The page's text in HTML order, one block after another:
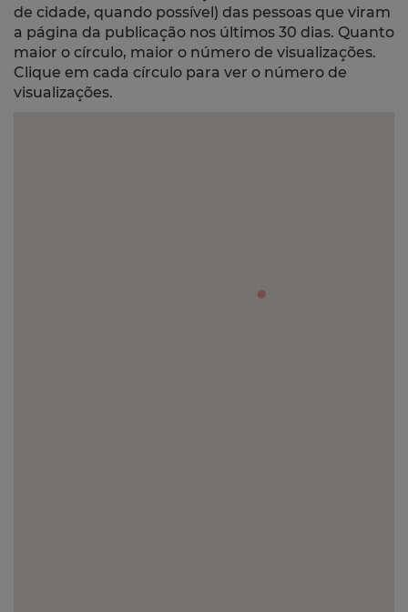
de cidade, quando possível) das pessoas que viram
a página da publicação nos últimos 30 dias. Quanto
maior o círculo, maior o número de visualizações.
Clique em cada círculo para ver o número de
visualizações.